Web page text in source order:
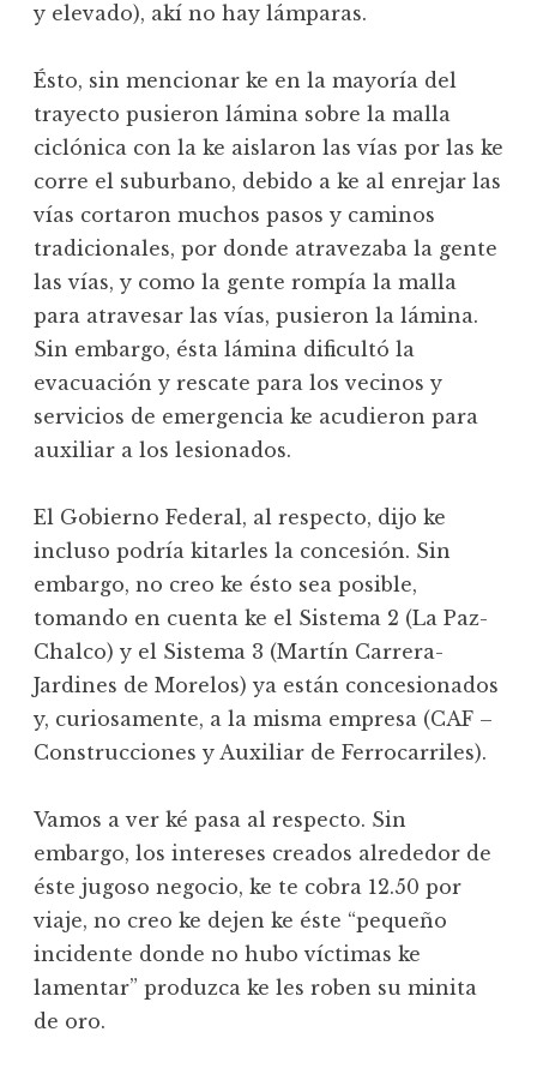
y elevado), akí no hay lámparas.
Ésto, sin mencionar ke en la mayoría del
trayecto pusieron lámina sobre la malla
ciclónica con la ke aislaron las vías por las ke
corre el suburbano, debido a ke al enrejar las
vías cortaron muchos pasos y caminos
tradicionales, por donde atravezaba la gente
las vías, y como la gente rompía la malla
para atravesar las vías, pusieron la lámina.
Sin embargo, ésta lámina dificultó la
evacuación y rescate para los vecinos y
servicios de emergencia ke acudieron para
auxiliar a los lesionados.
El Gobierno Federal, al respecto, dijo ke
incluso podría kitarles la concesión. Sin
embargo, no creo ke ésto sea posible,
tomando en cuenta ke el Sistema 2 (La Paz-
Chalco) y el Sistema 3 (Martín Carrera-
Jardines de Morelos) ya están concesionados
y, curiosamente, a la misma empresa (CAF –
Construcciones y Auxiliar de Ferrocarriles).
Vamos a ver ké pasa al respecto. Sin
embargo, los intereses creados alrededor de
éste jugoso negocio, ke te cobra 12.50 por
viaje, no creo ke dejen ke éste “pequeño
incidente donde no hubo víctimas ke
lamentar” produzca ke les roben su minita
de oro.